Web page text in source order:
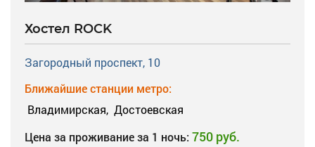
Хостел ROCK
Загородный проспект, 10
Ближайшие станции метро:
Владимирская, Достоевская
Цена за проживание за 1 ночь: 750 руб.